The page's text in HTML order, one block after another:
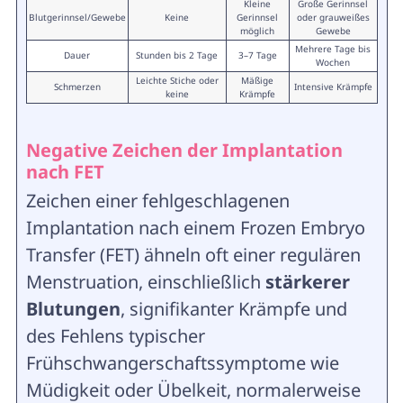
Blutgerinnsel/Gewebe Keine
Kleine
Gerinnsel
möglich
Große Gerinnsel
oder grauweißes
Gewebe
Dauer
Stunden bis 2 Tage 3–7 Tage
Mehrere Tage bis
Wochen
Schmerzen
Leichte Stiche oder
keine
Mäßige
Krämpfe
Intensive Krämpfe
Negative Zeichen der Implantation
nach FET
Zeichen einer fehlgeschlagenen
Implantation nach einem Frozen Embryo
Transfer (FET) ähneln oft einer regulären
Menstruation, einschließlich stärkerer
Blutungen, signifikanter Krämpfe und
des Fehlens typischer
Frühschwangerschaftssymptome wie
Müdigkeit oder Übelkeit, normalerweise